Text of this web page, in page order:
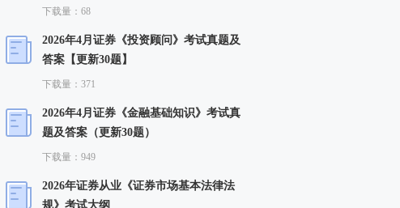
下载量：68
2026年4月证券《投资顾问》考试真题及
答案【更新30题】
下载量：371
2026年4月证券《金融基础知识》考试真
题及答案（更新30题）
下载量：949
2026年证券从业《证券市场基本法律法
规》考试大纲